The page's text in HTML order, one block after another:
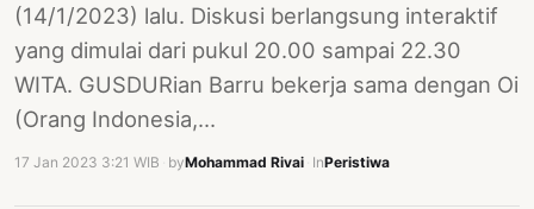
(14/1/2023) lalu. Diskusi berlangsung interaktif
yang dimulai dari pukul 20.00 sampai 22.30
WITA. GUSDURian Barru bekerja sama dengan Oi
(Orang Indonesia,…
17 Jan 2023 3:21 WIB byMohammad Rivai InPeristiwa